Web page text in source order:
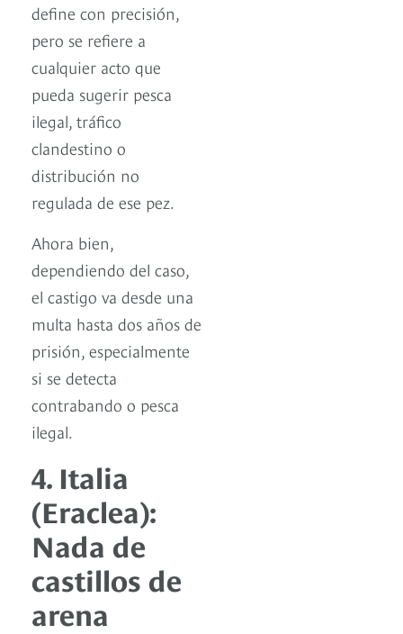
define con precisión,
pero se refiere a
cualquier acto que
pueda sugerir pesca
ilegal, tráfico
clandestino o
distribución no
regulada de ese pez.
Ahora bien,
dependiendo del caso,
el castigo va desde una
multa hasta dos años de
prisión, especialmente
si se detecta
contrabando o pesca
ilegal.
4. Italia
(Eraclea):
Nada de
castillos de
arena